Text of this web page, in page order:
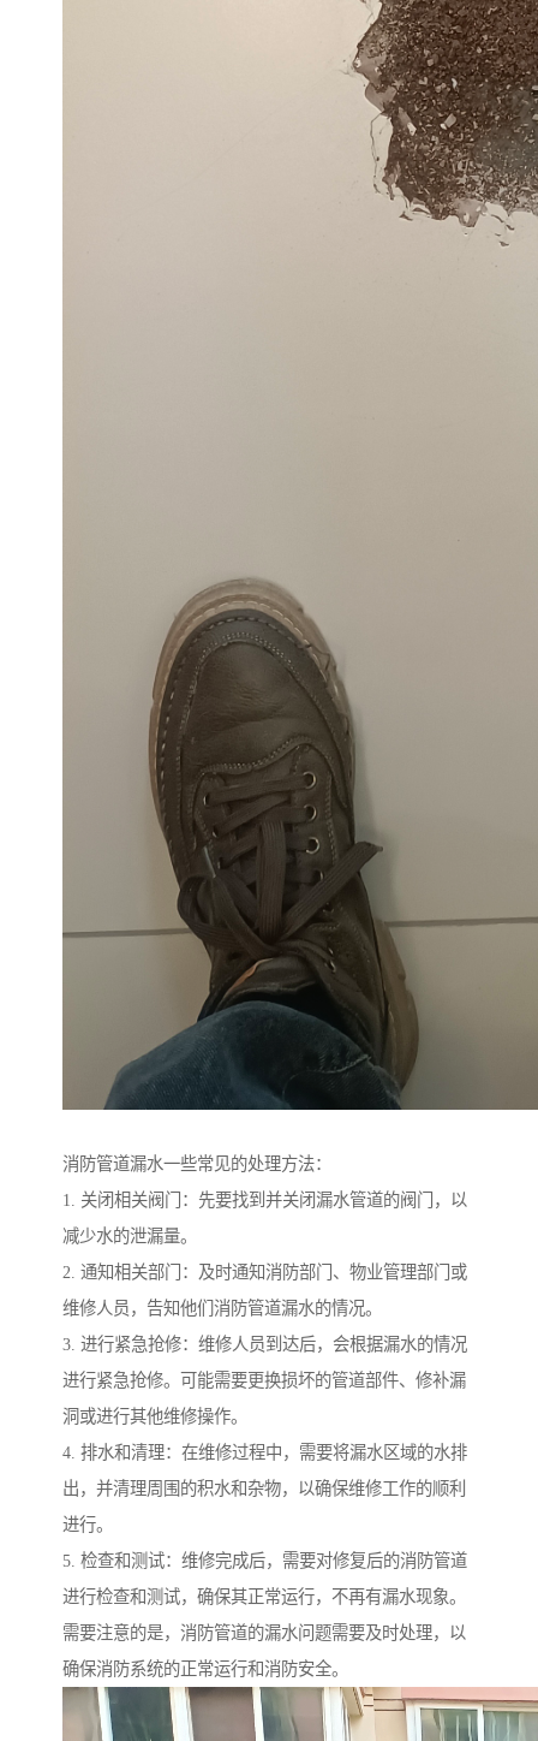
消防管道漏水一些常见的处理方法：
1. 关闭相关阀门：先要找到并关闭漏水管道的阀门，以
减少水的泄漏量。
2. 通知相关部门：及时通知消防部门、物业管理部门或
维修人员，告知他们消防管道漏水的情况。
3. 进行紧急抢修：维修人员到达后，会根据漏水的情况
进行紧急抢修。可能需要更换损坏的管道部件、修补漏
洞或进行其他维修操作。
4. 排水和清理：在维修过程中，需要将漏水区域的水排
出，并清理周围的积水和杂物，以确保维修工作的顺利
进行。
5. 检查和测试：维修完成后，需要对修复后的消防管道
进行检查和测试，确保其正常运行，不再有漏水现象。
需要注意的是，消防管道的漏水问题需要及时处理，以
确保消防系统的正常运行和消防安全。